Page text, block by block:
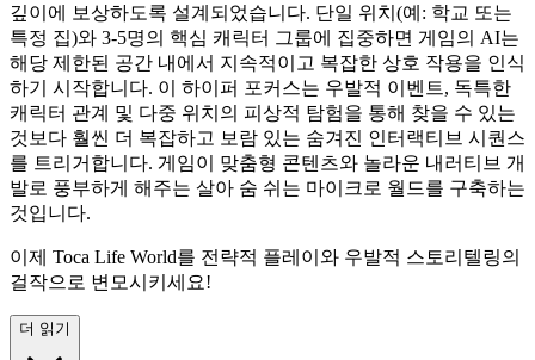
깊이에 보상하도록 설계되었습니다. 단일 위치(예: 학교 또는
특정 집)와 3-5명의 핵심 캐릭터 그룹에 집중하면 게임의 AI는
해당 제한된 공간 내에서 지속적이고 복잡한 상호 작용을 인식
하기 시작합니다. 이 하이퍼 포커스는 우발적 이벤트, 독특한
캐릭터 관계 및 다중 위치의 피상적 탐험을 통해 찾을 수 있는
것보다 훨씬 더 복잡하고 보람 있는 숨겨진 인터랙티브 시퀀스
를 트리거합니다. 게임이 맞춤형 콘텐츠와 놀라운 내러티브 개
발로 풍부하게 해주는 살아 숨 쉬는 마이크로 월드를 구축하는
것입니다.
이제 Toca Life World를 전략적 플레이와 우발적 스토리텔링의
걸작으로 변모시키세요!
더 읽기